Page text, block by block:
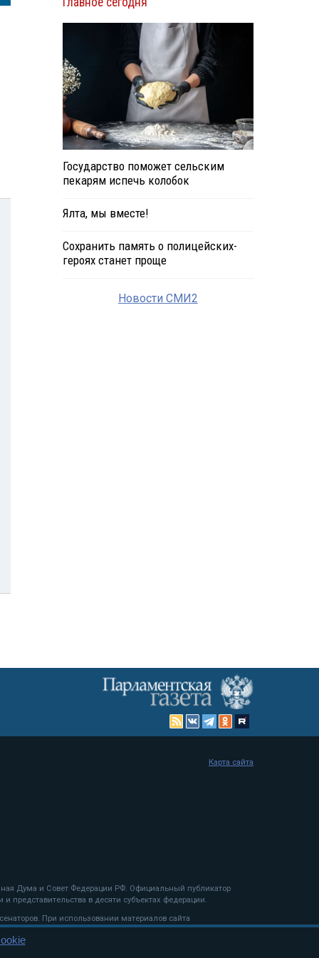
Государство поможет сельским
пекарям испечь колобок
Ялта, мы вместе!
Сохранить память о полицейских-
героях станет проще
Новости СМИ2
Дума и Совет Федерации РФ. Официальный публикатор
представительства в десяти субъектах федерации.
При использовании материалов сайта
Карта сайта